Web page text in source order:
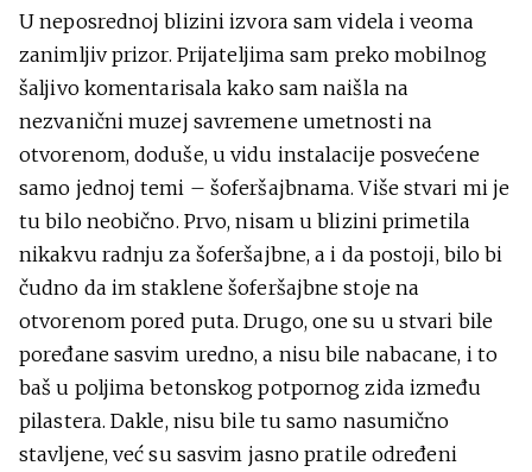
U neposrednoj blizini izvora sam videla i veoma
zanimljiv prizor. Prijateljima sam preko mobilnog
šaljivo komentarisala kako sam naišla na
nezvanični muzej savremene umetnosti na
otvorenom, doduše, u vidu instalacije posvećene
samo jednoj temi – šoferšajbnama. Više stvari mi je
tu bilo neobično. Prvo, nisam u blizini primetila
nikakvu radnju za šoferšajbne, a i da postoji, bilo bi
čudno da im staklene šoferšajbne stoje na
otvorenom pored puta. Drugo, one su u stvari bile
poređane sasvim uredno, a nisu bile nabacane, i to
baš u poljima betonskog potpornog zida između
pilastera. Dakle, nisu bile tu samo nasumično
stavljene, već su sasvim jasno pratile određeni